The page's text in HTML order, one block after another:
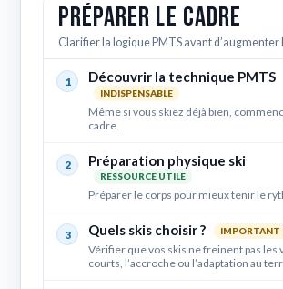
Préparer le cadre
Clarifier la logique PMTS avant d’augmenter
1 Découvrir la technique PMTS
INDISPENSABLE
Même si vous skiez déjà bien,
cadre.
2 Préparation physique ski
RESSOURCE UTILE
Préparer le corps pour mieux tenir le
3 Quels skis choisir ? IMPORTANT
Vérifier que vos skis ne freinent pas les
courts, l’accroche ou l’adaptation au